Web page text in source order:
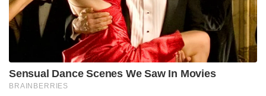
2022-23 के वित्तीय वर्ष में, जर्मनी को भारत का निर्यात 10.2
बिलियन अमरीकी डॉलर था, और यह आंकड़ा चल रही मंदी के
परिणामस्वरूप घटने की उम्मीद है।
देखें: जर्मन अर्थव्यवस्था पिछले 6 महीनों में सिकुड़ गई है